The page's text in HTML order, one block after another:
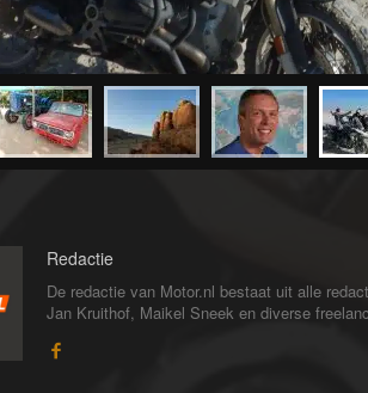
Redactie
De redactie van Motor.nl bestaat uit alle
Jan Kruithof, Maikel Sneek en diverse